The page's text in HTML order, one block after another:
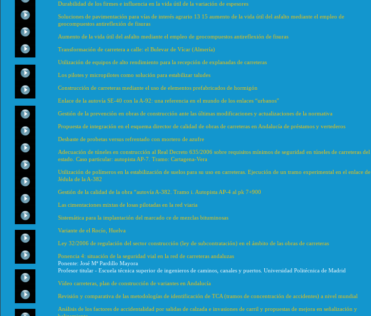
Durabilidad de los firmes e influencia en la vida útil de la variación de espesores
Soluciones de pavimentación para vías de interés agrario 13 15 aumento de la vida útil del asfalto mediante el empleo de
geocompuestos antireflexión de fisuras
Aumento de la vida útil del asfalto mediante el empleo de geocompuestos antireflexión de fisuras
Transformación de carretera a calle: el Bulevar de Vícar (Almería)
Utilización de equipos de alto rendimiento para la recepción de explanadas de carreteras
Los pilotes y micropilotes como solución para estabilizar taludes
Construcción de carreteras mediante el uso de elementos prefabricados de hormigón
Enlace de la autovía SE-40 con la A-92: una referencia en el mundo de los enlaces “urbanos”
Gestión de la prevención en obras de construcción ante las últimas modificaciones y actualizaciones de la normativa
Propuesta de integración en el esquema director de calidad de obras de carreteras en Andalucía de préstamos y vertederos
Desbaste de probetas versus refrentado con mortero de azufre
Adecuación de túneles en construcción al Real Decreto 635/2006 sobre requisitos mínimos de seguridad en túneles de carreteras del
estado. Caso particular: autopista AP-7. Tramo: Cartagena-Vera
Utilización de polímeros en la estabilización de suelos para su uso en carreteras. Ejecución de un tramo experimental en el enlace de
Jédula de la A-382
Gestión de la calidad de la obra “autovía A-382. Tramo i. Autopista AP-4 al pk 7+900
Las cimentaciones mixtas de losas pilotadas en la red viaria
Sistemática para la implantación del marcado ce de mezclas bituminosas
Variante de el Rocío, Huelva
Ley 32/2006 de regulación del sector construcción (ley de subcontratación) en el ámbito de las obras de carreteras
Ponencia 4: situación de la seguridad vial en la red de carreteras andaluzas
Ponente: José Mª Pardillo Mayora
Profesor titular - Escuela técnica superior de ingenieros de caminos, canales y puertos. Universidad Politécnica de Madrid
Vídeo carreteras, plan de construcción de variantes en Andalucía
Revisión y comparativa de las metodologías de identificación de TCA (tramos de concentración de accidentes) a nivel mundial
Análisis de los factores de accidentalidad por salidas de calzada e invasiones de carril y propuestas de mejora en señalización y